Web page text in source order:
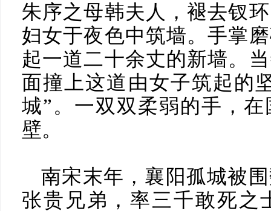
朱序之母韩夫人，褪去钗
妇女于夜色中筑墙。手掌
起一道二十余丈的新墙。
面撞上这道由女子筑起
城”。一双双柔弱的手，
壁。
南宋末年，襄阳孤城被
张贵兄弟，率三千敢死之